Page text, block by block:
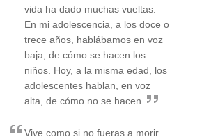
vida ha dado muchas vueltas.
En mi adolescencia, a los doce o
trece años, hablábamos en voz
baja, de cómo se hacen los
niños. Hoy, a la misma edad, los
adolescentes hablan, en voz
alta, de cómo no se hacen.
Vive como si no fueras a morir